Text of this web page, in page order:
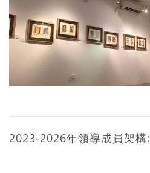
2023-2026年領導成員架構: